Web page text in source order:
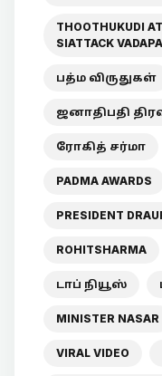
THOOTHUKUDI
SIATTACK
பத்ம விருதுகள்
ஜனாதிபதி
ரோகித் சர்மா
PADMA AWARDS
PRESIDENT
ROHITSHARMA
டாப் நியூஸ்
MINISTER NASAR
VIRAL VIDEO